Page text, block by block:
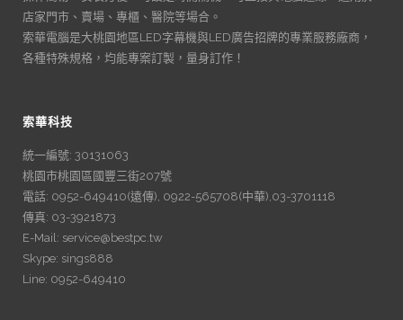
店家門市、賣場、專櫃、醫院等場合。
索華電腦是大桃園地區LED字幕機與LED廣告招牌的專業服務廠商，
各種特殊規格，均能專案訂製，量身訂作！
索華科技
統一編號: 30131063
桃園市桃園區國豐三街207號
電話: 0952-649410(遠傳), 0922-565708(中華),03-3701118
傳真: 03-3921873
E-Mail: service@bestpc.tw
Skype: sings888
Line: 0952-649410